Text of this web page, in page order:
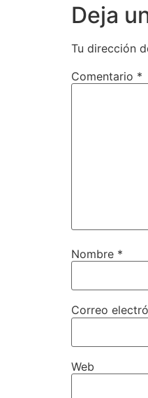
Deja
Tu dirección
Comentario *
Nombre *
Correo
Web